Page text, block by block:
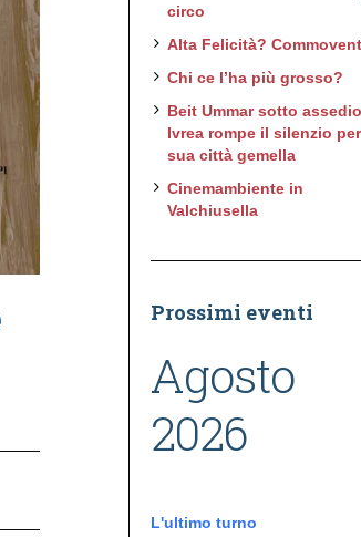
circo
Alta Felicità?
Chi ce l’ha più grosso?
Beit Ummar sotto
Ivrea rompe il silenzio
sua città gemella
Cinemambiente in
Valchiusella
Prossimi eventi
Agosto
2026
L'ultimo turno